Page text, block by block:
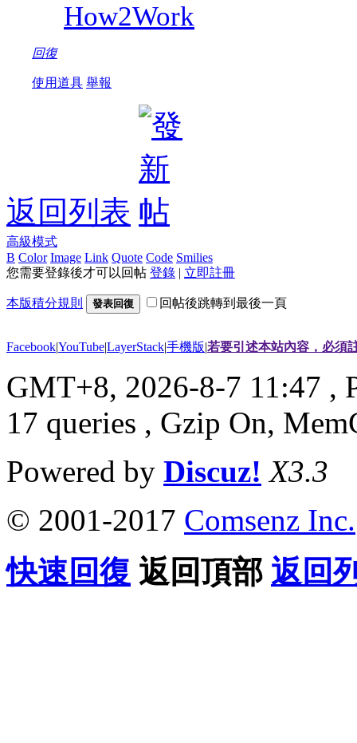
How2Work
回復
使用道具 舉報
返回列表
高級模式
B Color Image Link Quote Code Smilies
您需要登錄後才可以回帖 登錄 | 立即註冊
本版積分規則 發表回復 回帖後跳轉到最後一頁
Facebook|YouTube|LayerStack|手機版|若要引述本站內容，必須
GMT+8, 2026-8-7 11:47 ,
17 queries , Gzip On,
Powered by Discuz! X3.3
© 2001-2017 Comsenz Inc.
快速回復 返回頂部 返回